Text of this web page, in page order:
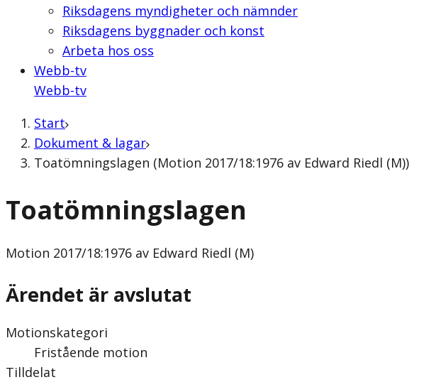
Riksdagens myndigheter och nämnder
Riksdagens byggnader och konst
Arbeta hos oss
Webb-tv
Webb-tv
Start
Dokument & lagar
Toatömningslagen (Motion 2017/18:1976 av Edward Riedl (M))
Toatömningslagen
Motion 2017/18:1976 av Edward Riedl (M)
Ärendet är avslutat
Motionskategori
Fristående motion
Tilldelat